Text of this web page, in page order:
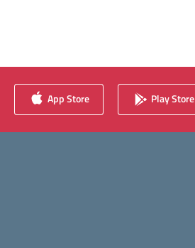
App Store Play Store